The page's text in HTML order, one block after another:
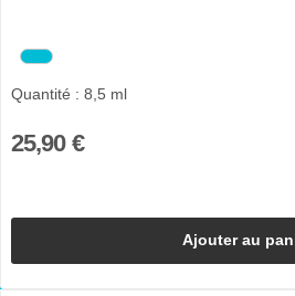
Quantité : 8,5 ml
25,90 €
Ajouter au